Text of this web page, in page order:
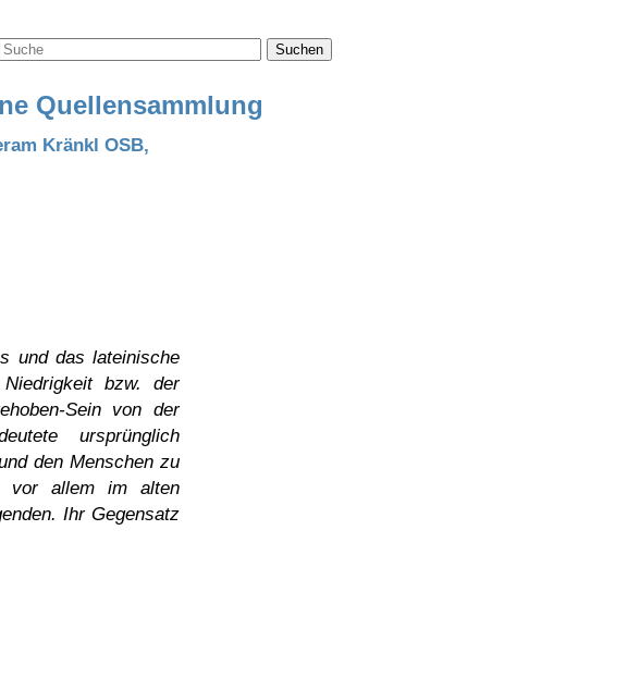
Suchen
Quellensammlung
Kränkl OSB,
und das lateinische
bzw. der
Sein von der
ursprünglich
den Menschen zu
vor allem im alten
Ihr Gegensatz